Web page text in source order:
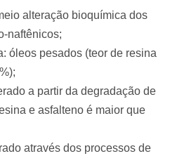
alteração bioquímica dos
naftênicos;
óleos pesados (teor de resina
a partir da degradação de
e asfalteno é maior que
através dos processos de